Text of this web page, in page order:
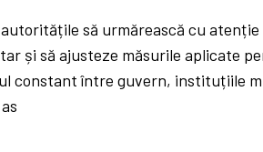
să urmărească cu
și să ajusteze măsurile aplicate
constant între guvern, instituțiile